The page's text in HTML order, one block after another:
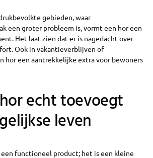
gebieden, waar
een groter probleem is, vormt een hor een
Het laat zien dat er is nagedacht over
Ook in vakantieverblijven of
hor een aantrekkelijke extra voor bewoners
echt toevoegt
leven
een functioneel product; het is een kleine